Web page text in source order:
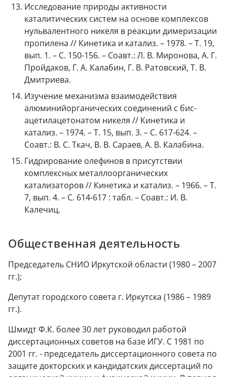
Исследование природы активности
каталитических систем на основе комплексов
нульвалентного никеля в реакции димеризации
пропилена // Кинетика и катализ. – 1978. – Т. 19,
вып. 1. – С. 150-156. – Соавт.: Л. В. Миронова, А. Г.
Пройдаков, Г. А. Калабин, Г. В. Ратовский, Т. В.
Дмитриева.
Изучение механизма взаимодействия
алюминийорганических соединений с бис-
ацетилацетонатом никеля // Кинетика и
катализ. – 1974. – Т. 15, вып. 3. – С. 617-624. –
Соавт.: В. С. Ткач, В. В. Сараев, А. В. Калабина.
Гидрирование олефинов в присутствии
комплексных металлоорганических
катализаторов // Кинетика и катализ. – 1966. – Т.
7, вып. 4. – С. 614-617 : табл. – Соавт.: И. В.
Калечиц.
Общественная деятельность
Председатель СНИО Иркутской области (1980 – 2007
гг.);
Депутат городского совета г. Иркутска (1986 – 1989
гг.).
Шмидт Ф.К. более 30 лет руководил работой
диссертационных советов на базе ИГУ. С 1981 по
2001 гг. - председатель диссертационного совета по
защите докторских и кандидатских диссертаций по